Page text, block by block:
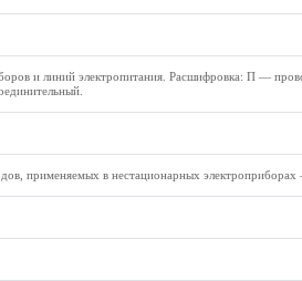
и линий электропитания. Расшифровка: П —
применяемых в нестационарных электроприборах